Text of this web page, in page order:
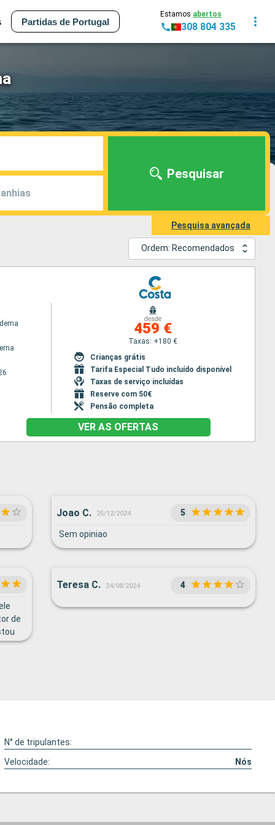
Partidas de Portugal
Estamos abertos
308 804 335
Pesquisar
Pesquisa avançada
Ordem: Recomendados
desde
459 €
Taxas: +180 €
Crianças grátis
Tarifa Especial Tudo incluído disponível
Taxas de serviço incluídas
Reserve com 50€
Pensão completa
VER AS OFERTAS
Joao C. 25/12/2024 5
Sem opiniao
de
Teresa C. 24/08/2024 4
N° de tripulantes:
Velocidade:
Nós